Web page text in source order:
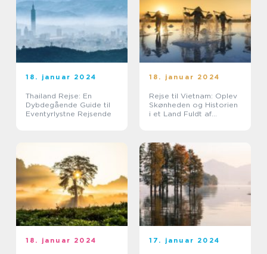
18. januar 2024
Thailand Rejse: En
Dybdegående Guide til
Eventyrlystne Rejsende
18. januar 2024
Rejse til Vietnam: Oplev
Skønheden og Historien
i et Land Fuldt af
18. januar 2024 17. januar 2024